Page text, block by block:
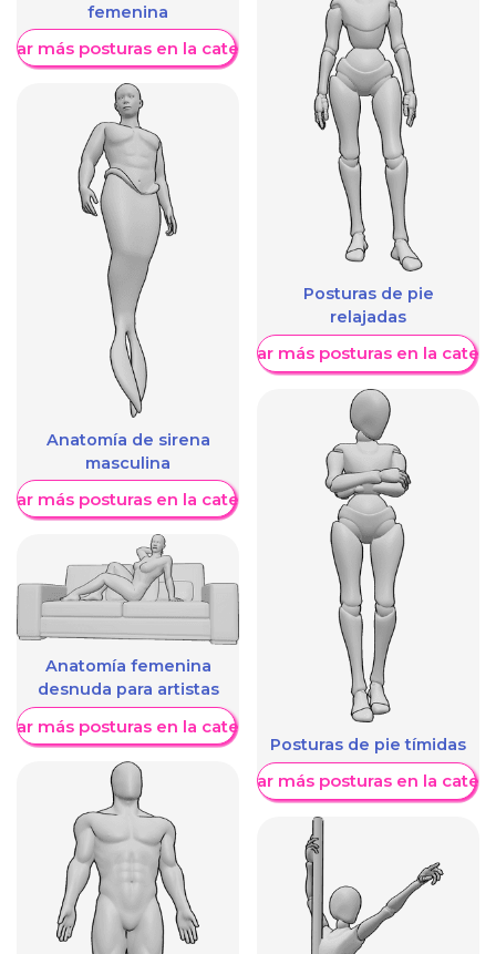
femenina
más posturas en la categoría
Anatomía de sirena
masculina
más posturas en la categoría
Anatomía femenina
desnuda para artistas
más posturas en la categoría
Posturas de pie
relajadas
Mostrar más posturas en la
Posturas de pie tímidas
Mostrar más posturas en la